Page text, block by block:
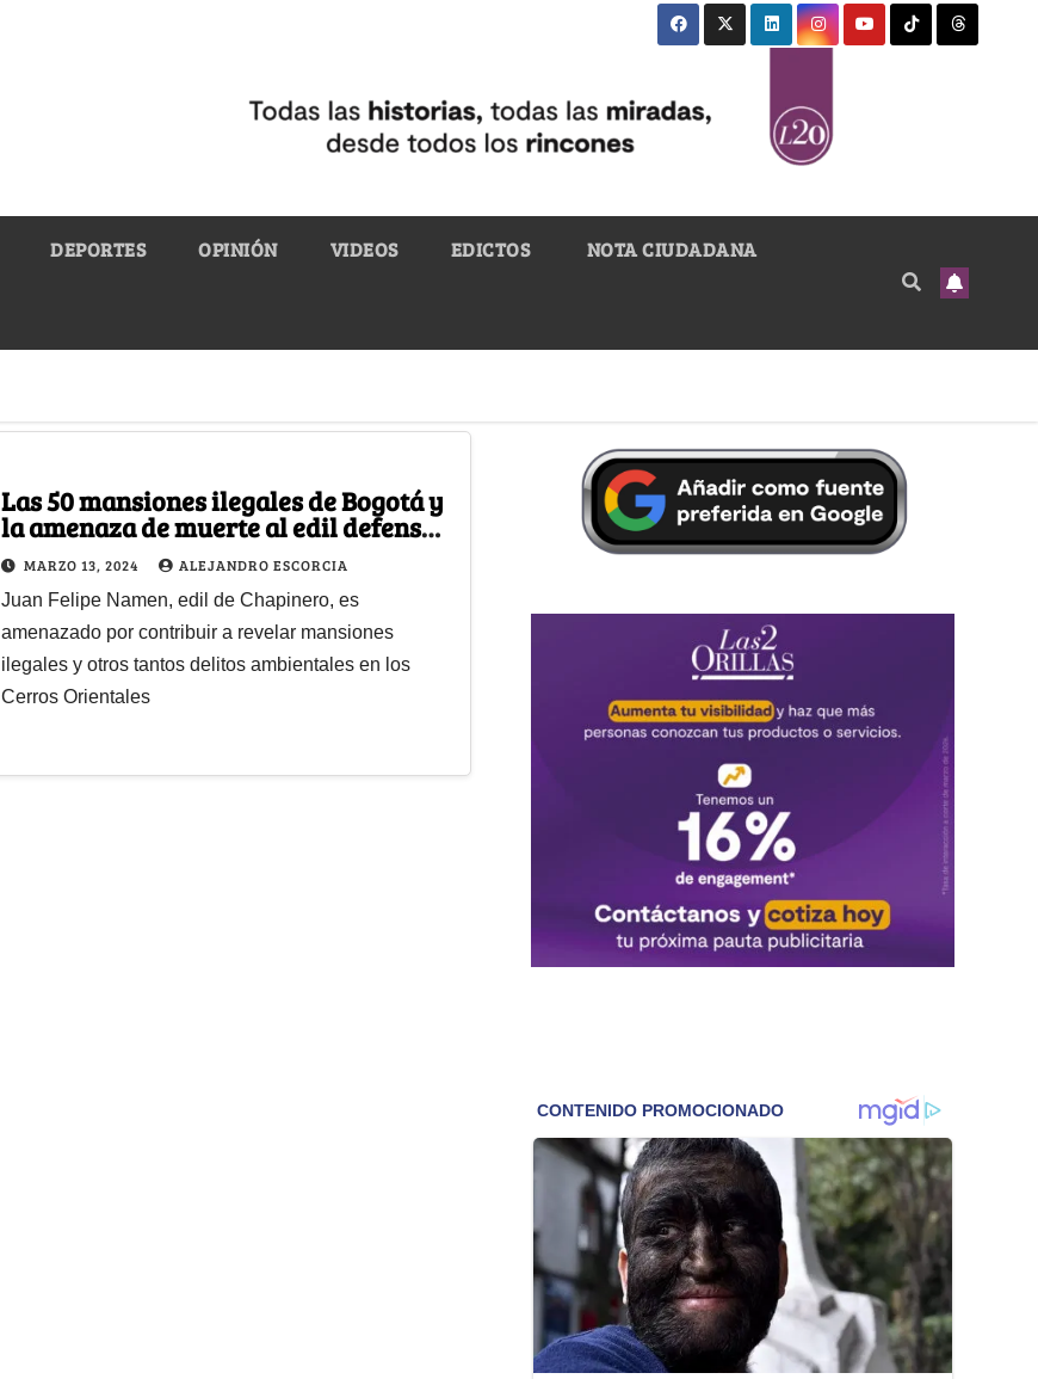
DEPORTES OPINIÓN VIDEOS EDICTOS NOTA CIUDADANA
Las 50 mansiones ilegales de Bogotá y
la amenaza de muerte al edil defensor
de los Cerros Orientales
MARZO 13, 2024 ALEJANDRO ESCORCIA
Juan Felipe Namen, edil de Chapinero, es
amenazado por contribuir a revelar mansiones
ilegales y otros tantos delitos ambientales en los
Cerros Orientales